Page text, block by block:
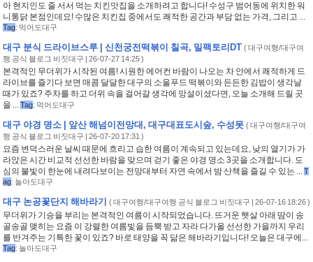
아 현지인도 줄 서서 먹는 치킨맛집을 소개하려고 합니다! 수성구 범어동에 위치한 워
니통닭 본점인데요! 수많은 치킨집 중에서도 쾌적한 공간과 부담 없는 가격, 그리고 ...
Tag: 먹어도대구
대구 분식 드라이브스루 | 신천궁전떡볶이 칠곡, 밀팩토리DT (대구여행/대구여
행 공식 블로그 비짓대구 | 26-07-27 14:25 )
본격적인 무더위가 시작된 여름! 시원한 에어컨 바람이 나오는 차 안에서 쾌적하게 드
라이브를 즐기다 보면 매콤 달달한 대구의 소울푸드 떡볶이와 든든한 김밥이 생각날
때가 있죠? 주차를 하고 더위 속을 걸어갈 생각에 망설이셨다면, 오늘 소개해 드릴 곳
을 ...Tag: 먹어도대구
대구 야경 명소 | 앞산 해넘이전망대, 대구대표도시숲, 수성못 (대구여행/대구여
행 공식 블로그 비짓대구 | 26-07-20 17:31 )
요즘 변덕스러운 날씨 때문에 흐리고 습한 여름이 계속되고 있는데요, 낮의 열기가 가
라앉은 시간 비교적 선선한 바람을 맞으며 걷기 좋은 야경 명소 3곳을 소개합니다. 도
심의 불빛이 한눈에 내려다보이는 전망대부터 자연 속에서 밤 산책을 즐길 수 있는 ...T
ag: 놀아도대구
대구 논공꽃단지 해바라기 (대구여행/대구여행 공식 블로그 비짓대구 | 26-07-16 18:26 )
무더위가 기승을 부리는 본격적인 여름이 시작되었습니다. 뜨거운 햇살 아래 땀이 송
골송골 맺히는 요즘 이 강렬한 여름빛을 듬뿍 받고 자라 다가올 선선한 가을까지 우리
를 반겨주는 기특한 꽃이 있죠? 바로 태양을 꼭 닮은 해바라기입니다! 오늘은 대구에...
Tag: 놀아도대구